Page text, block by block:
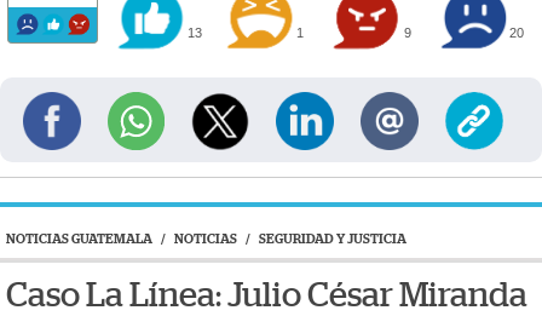
13 1 9 20
NOTICIAS GUATEMALA / NOTICIAS / SEGURIDAD Y JUSTICIA
Caso La Línea: Julio César Miranda